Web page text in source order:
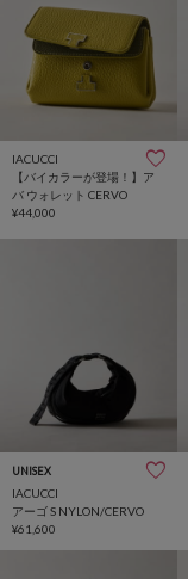
IACUCCI
【バイカラーが登場！】ア
バ ウォレット CERVO
¥44,000
UNISEX
IACUCCI
アーゴ S NYLON/CERVO
¥61,600